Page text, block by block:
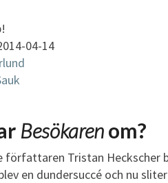
04-14
Besökarenom?
författaren Tristan Heckscher
en dundersuccé och nu